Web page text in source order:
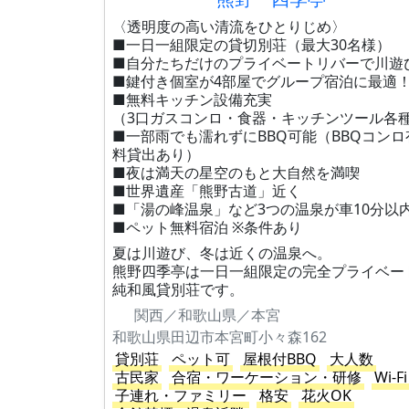
〈透明度の高い清流をひとりじめ〉
■一日一組限定の貸切別荘（最大30名様）
■自分たちだけのプライベートリバーで川遊
■鍵付き個室が4部屋でグループ宿泊に最適！
■無料キッチン設備充実
（3口ガスコンロ・食器・キッチンツール各種
■一部雨でも濡れずにBBQ可能（BBQコンロ
料貸出あり）
■夜は満天の星空のもと大自然を満喫
■世界遺産「熊野古道」近く
■「湯の峰温泉」など3つの温泉が車10分以
■ペット無料宿泊 ※条件あり
夏は川遊び、冬は近くの温泉へ。
熊野四季亭は一日一組限定の完全プライベー
純和風貸別荘です。
関西／和歌山県／本宮
和歌山県田辺市本宮町小々森162
貸別荘
ペット可 屋根付BBQ
大人数
古民家
合宿・ワーケーション・研修
Wi-Fi
子連れ・ファミリー
格安
花火OK